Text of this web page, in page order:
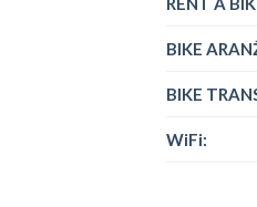
BIKE
BIKE
WiFi: